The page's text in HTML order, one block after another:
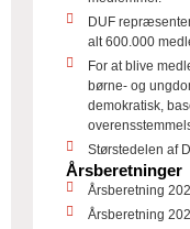
foreningsudvikling,
til, at
adgang til
arbejde for deres
demokratiske
børn og unge i
DUF
alt 600.000
For at blive
børne- og
demokratisk,
Størstedelen af
Årsberetninger
Årsberetning
Årsberetning